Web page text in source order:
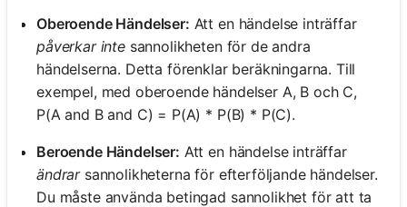
Oberoende Händelser: Att en händelse inträffar
påverkar intesannolikheten för de andra
händelserna. Detta förenklar beräkningarna. Till
exempel, med oberoende händelser A, B och C,
P(A and B and C) = P(A) * P(B) * P(C).
Beroende Händelser: Att en händelse inträffar
ändrarsannolikheterna för efterföljande händelser.
Du måste använda betingad sannolikhet för att ta